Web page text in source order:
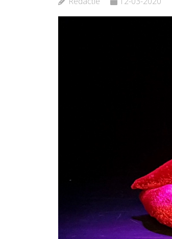
Bekijk de pagina